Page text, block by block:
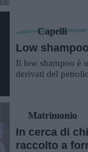
Capelli
Low
Il low shampoo è
derivati del
Matrimonio
In cerca di
raccolto a